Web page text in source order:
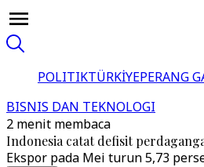
POLITIKTÜRKİYEPERANG
BISNIS DAN TEKNOLOGI
2 menit membaca
Indonesia catat defisit
Ekspor pada Mei turun 5,73